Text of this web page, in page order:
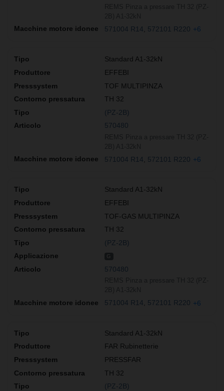
571004 R14 572101 R220 +6
Standard A1-32kN
EFFEBI
TOF MULTIPINZA
TH 32
(PZ-2B)
570480
571004 R14 572101 R220 +6
Standard A1-32kN
EFFEBI
TOF-GAS MULTIPINZA
TH 32
(PZ-2B)
570480
571004 R14 572101 R220 +6
Standard A1-32kN
FAR Rubinetterie
PRESSFAR
TH 32
(PZ-2B)